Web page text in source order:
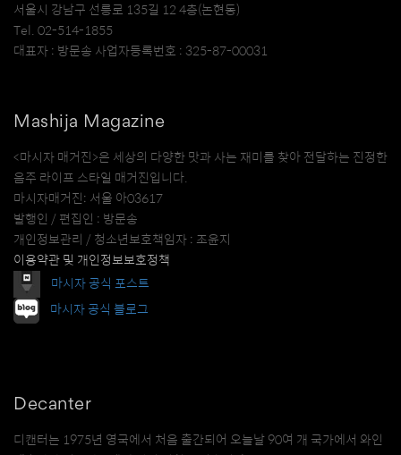
서울시 강남구 선릉로 135길 12 4층(논현동)
Tel. 02-514-1855
대표자 : 방문송 사업자등록번호 : 325-87-00031
Mashija Magazine
<마시자 매거진>은 세상의 다양한 맛과 사는 재미를 찾아 전달하는 진정한
음주 라이프 스타일 매거진입니다.
마시자매거진: 서울 아03617
발행인 / 편집인 : 방문송
개인정보관리 / 청소년보호책임자 : 조윤지
이용약관 및 개인정보보호정책
마시자 공식 포스트
마시자 공식 블로그
Decanter
디캔터는 1975년 영국에서 처음 출간되어 오늘날 90여 개 국가에서 와인